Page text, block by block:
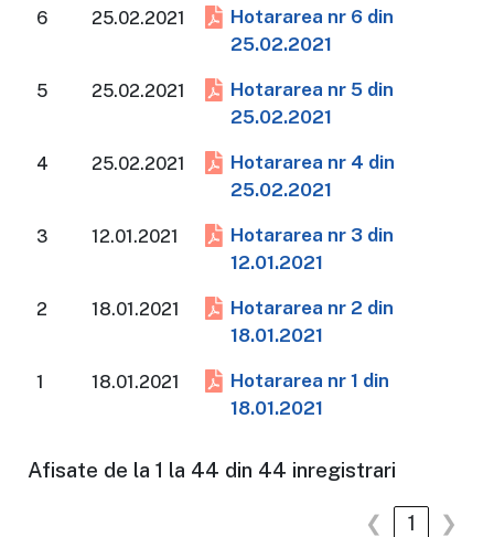
6 25.02.2021
Hotararea nr 6 din
25.02.2021
5 25.02.2021
Hotararea nr 5 din
25.02.2021
4 25.02.2021
Hotararea nr 4 din
25.02.2021
3 12.01.2021
Hotararea nr 3 din
12.01.2021
2 18.01.2021
Hotararea nr 2 din
18.01.2021
1 18.01.2021
Hotararea nr 1 din
18.01.2021
Afisate de la 1 la 44 din 44 inregistrari
❮ 1 ❯